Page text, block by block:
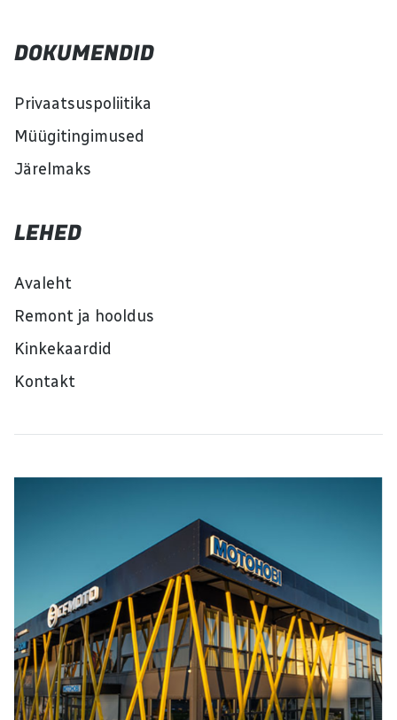
DOKUMENDID
Privaatsuspoliitika
Müügitingimused
Järelmaks
LEHED
Avaleht
Remont ja hooldus
Kinkekaardid
Kontakt